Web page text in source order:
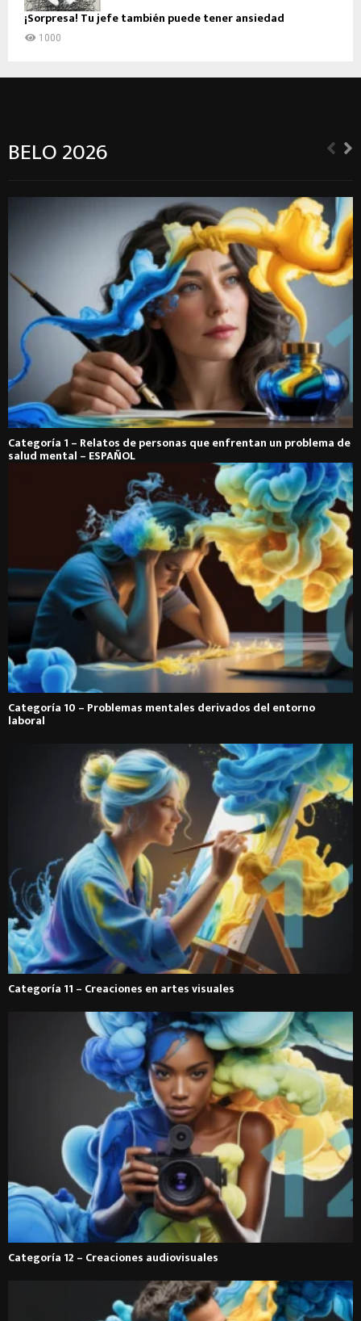
¡Sorpresa! Tu jefe también puede tener ansiedad
1000
BELO 2026
Categoría 1 – Relatos de personas que enfrentan un problema de
salud mental – ESPAÑOL
Categoría 10 – Problemas mentales derivados del entorno
laboral
Categoría 11 – Creaciones en artes visuales
Categoría 12 – Creaciones audiovisuales